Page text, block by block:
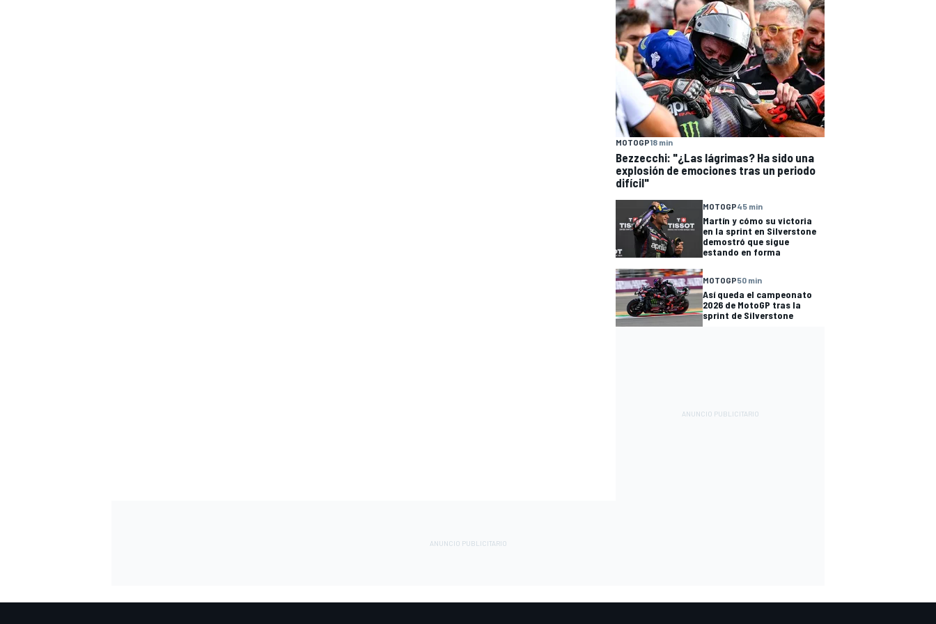
MOTOGP18 min
Bezzecchi: "¿Las lágrimas? Ha sido una
explosión de emociones tras un periodo
difícil"
MOTOGP45 min
Martín y cómo su victoria
en la sprint en Silverstone
demostró que sigue
estando en forma
MOTOGP50 min
Así queda el campeonato
2026 de MotoGP tras la
sprint de Silverstone